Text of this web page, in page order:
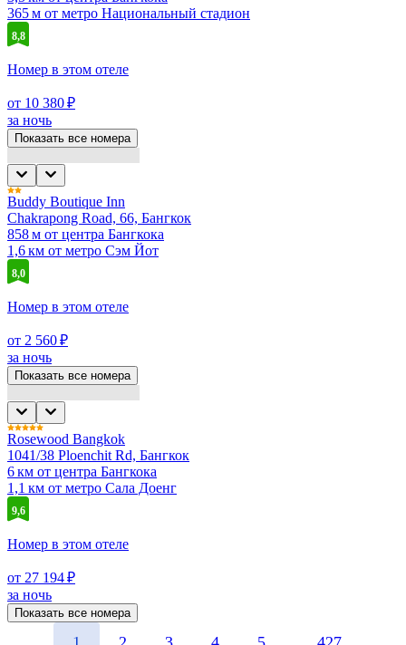
365 м от метро Национальный стадион
8,8
Номер в этом отеле
от 10 380 ₽
за ночь
Показать все номера
Buddy Boutique Inn
Chakrapong Road, 66, Бангкок
858 м от центра Бангкока
1,6 км от метро Сэм Йот
8,0
Номер в этом отеле
от 2 560 ₽
за ночь
Показать все номера
Rosewood Bangkok
1041/38 Ploenchit Rd, Бангкок
6 км от центра Бангкока
1,1 км от метро Сала Доенг
9,6
Номер в этом отеле
от 27 194 ₽
за ночь
Показать все номера